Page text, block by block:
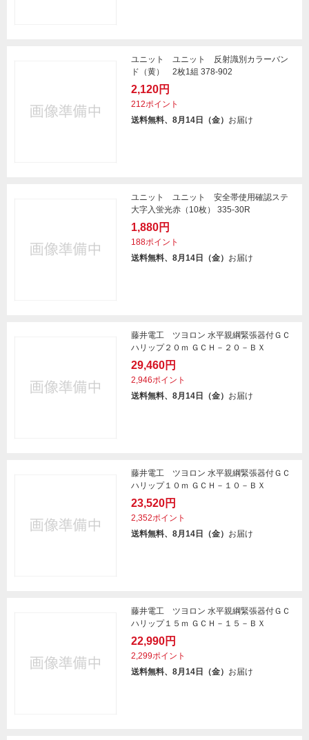
ユニット ユニット 反射識別カラーバン
ド（黄） 2枚1組 378-902
2,120円
212ポイント
送料無料、8月14日（金） お届け
ユニット ユニット 安全帯使用確認ステ
大字入蛍光赤（10枚） 335-30R
1,880円
188ポイント
送料無料、8月14日（金） お届け
藤井電工 ツヨロン 水平親綱緊張器付ＧＣ
ハリップ２０ｍ ＧＣＨ－２０－ＢＸ
29,460円
2,946ポイント
送料無料、8月14日（金） お届け
藤井電工 ツヨロン 水平親綱緊張器付ＧＣ
ハリップ１０ｍ ＧＣＨ－１０－ＢＸ
23,520円
2,352ポイント
送料無料、8月14日（金） お届け
藤井電工 ツヨロン 水平親綱緊張器付ＧＣ
ハリップ１５ｍ ＧＣＨ－１５－ＢＸ
22,990円
2,299ポイント
送料無料、8月14日（金） お届け